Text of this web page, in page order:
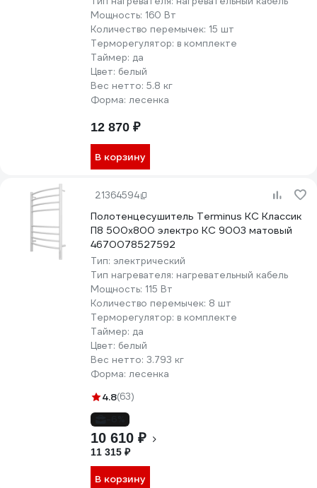
Мощность: 160 Вт
Количество перемычек: 15 шт
Терморегулятор: в комплекте
Таймер: да
Цвет: белый
Вес нетто: 5.8 кг
Форма: лесенка
12 870 ₽
В корзину
21364594
Полотенцесушитель Terminus КС Классик
П8 500x800 электро КС 9003 матовый
4670078527592
Тип: электрический
Тип нагревателя: нагревательный кабель
Мощность: 115 Вт
Количество перемычек: 8 шт
Терморегулятор: в комплекте
Таймер: да
Цвет: белый
Вес нетто: 3.793 кг
Форма: лесенка
4.8(63)
10 610 ₽
11 315 ₽
В корзину